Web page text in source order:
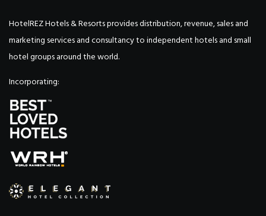
HotelREZ Hotels & Resorts provides distribution, revenue, sales and
marketing services and consultancy to independent hotels and small
hotel groups around the world.
Incorporating: